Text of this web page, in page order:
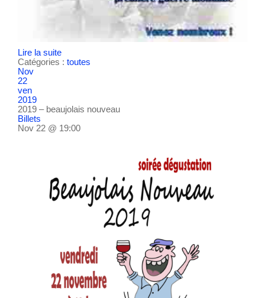
Lire la suite
Catégories : toutes
Nov
22
ven
2019
2019 – beaujolais nouveau
Billets
Nov 22 @ 19:00